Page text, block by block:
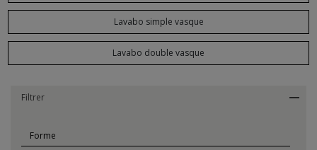
Lavabo simple vasque
Lavabo double vasque
Filtrer